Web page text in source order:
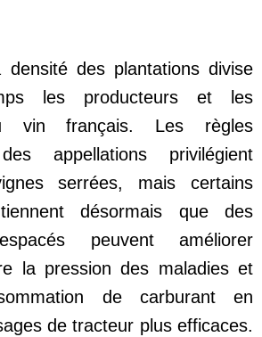
des plantations divise
les producteurs et les
vin français. Les règles
appellations privilégient
serrées, mais certains
désormais que des
peuvent améliorer
la pression des maladies et
de carburant en
de tracteur plus efficaces.